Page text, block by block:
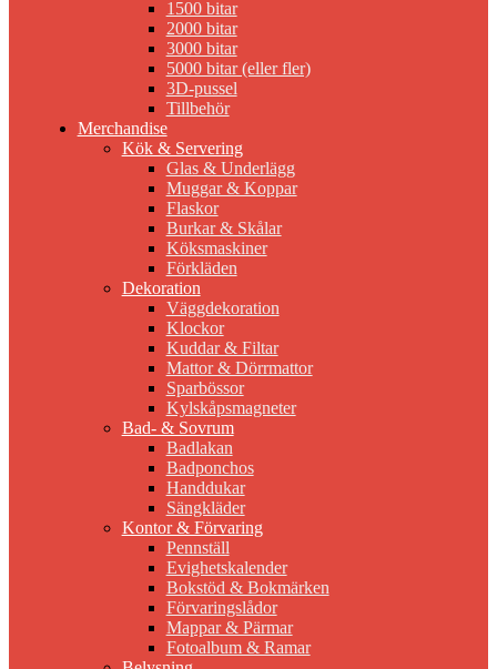
1500 bitar
2000 bitar
3000 bitar
5000 bitar (eller fler)
3D-pussel
Tillbehör
Merchandise
Kök & Servering
Glas & Underlägg
Muggar & Koppar
Flaskor
Burkar & Skålar
Köksmaskiner
Förkläden
Dekoration
Väggdekoration
Klockor
Kuddar & Filtar
Mattor & Dörrmattor
Sparbössor
Kylskåpsmagneter
Bad- & Sovrum
Badlakan
Badponchos
Handdukar
Sängkläder
Kontor & Förvaring
Pennställ
Evighetskalender
Bokstöd & Bokmärken
Förvaringslådor
Mappar & Pärmar
Fotoalbum & Ramar